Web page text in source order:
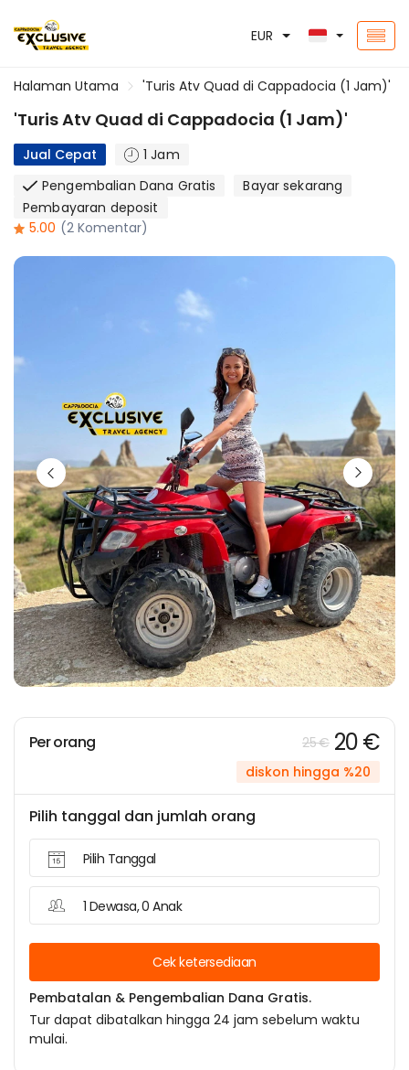
EUR
Halaman Utama 'Turis Atv Quad di Cappadocia (1 Jam)'
'Turis Atv Quad di Cappadocia (1 Jam)'
Jual Cepat
1 Jam
Pengembalian Dana Gratis
Bayar sekarang
Pembayaran deposit
5.00 (2 Komentar)
Per orang 25 € 20 €
diskon hingga %20
Pilih tanggal dan jumlah orang
Pilih Tanggal
1 Dewasa, 0 Anak
Cek ketersediaan
Pembatalan & Pengembalian Dana Gratis.
Tur dapat dibatalkan hingga 24 jam sebelum waktu
mulai.